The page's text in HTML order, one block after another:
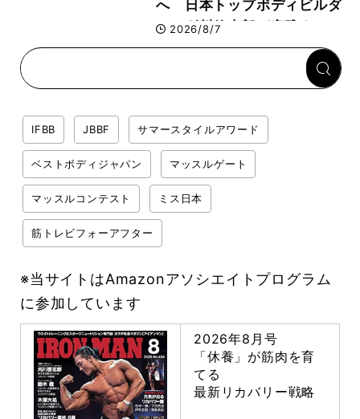
へ 日本トップボディビルダ
ー・刈川啓志郎が実践する
「回復習慣」
2026/8/7
IFBB JBBF サマースタイルアワード
ベストボディジャパン マッスルゲート
マッスルコンテスト ミス日本
筋トレビフォーアフター
※当サイトはAmazonアソシエイトプログラム
に参加しています
2026年8月号
「休養」が筋肉を育
てる
最新リカバリー戦略